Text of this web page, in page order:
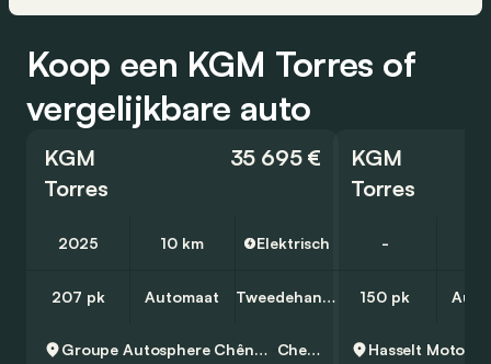
Koop een KGM Torres of
vergelijkbare auto
KGM
Torres
35 695 €
2025 10 km Elektrisch
207 pk Automaat Tweedehands
Groupe Autosphere Chênée - Skoda Chenee
KGM
Torres
-
150 pk
Hasselt Motor